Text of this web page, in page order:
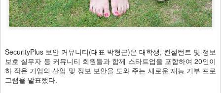
SecurityPlus 보안 커뮤니티(대표 박형근)은 대학생, 컨설턴트 및 정보
보호 실무자 등 커뮤니티 회원들과 함께 스타트업을 포함하여 20인이
하 작은 기업의 산업 및 정보 보안을 도와 주는 새로운 재능 기부 프로
그램을 발표했다.